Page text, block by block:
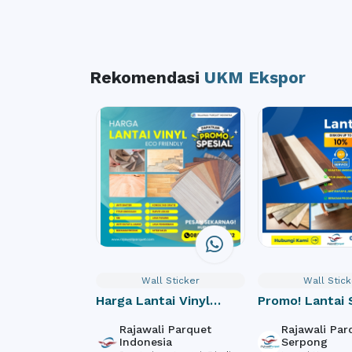
Rekomendasi UKM Ekspor
Wall Sticker
Harga Lantai Vinyl
Pasaran, Cek Sekarang!
Rajawali Parquet
Indonesia
Wall
Promo! Lantai
untuk Hunian
Rajawali
Serpong